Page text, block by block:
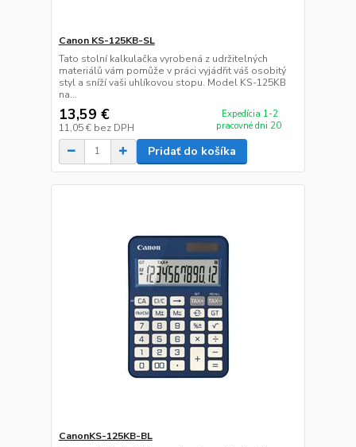
Canon KS-125KB-SL
Tato stolní kalkulačka vyrobená z udržitelných
materiálů vám pomůže v práci vyjádřit váš osobitý
styl a sníží vaši uhlíkovou stopu. Model KS-125KB
na...
13,59 €
11,05 € bez DPH
Expedícia 1-2
pracovné dni 20
Pridať do košíka
CanonKS-125KB-BL